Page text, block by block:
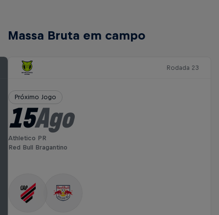
Massa Bruta em campo
Rodada 23
Próximo Jogo
15Ago
Athletico PR
Red Bull Bragantino